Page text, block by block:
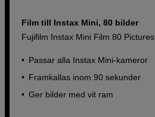
Film till Instax Mini, 80 bilder
Fujifilm Instax Mini Film 80 Pictures
Passar alla Instax Mini-kameror
Framkallas inom 90 sekunder
Ger bilder med vit ram